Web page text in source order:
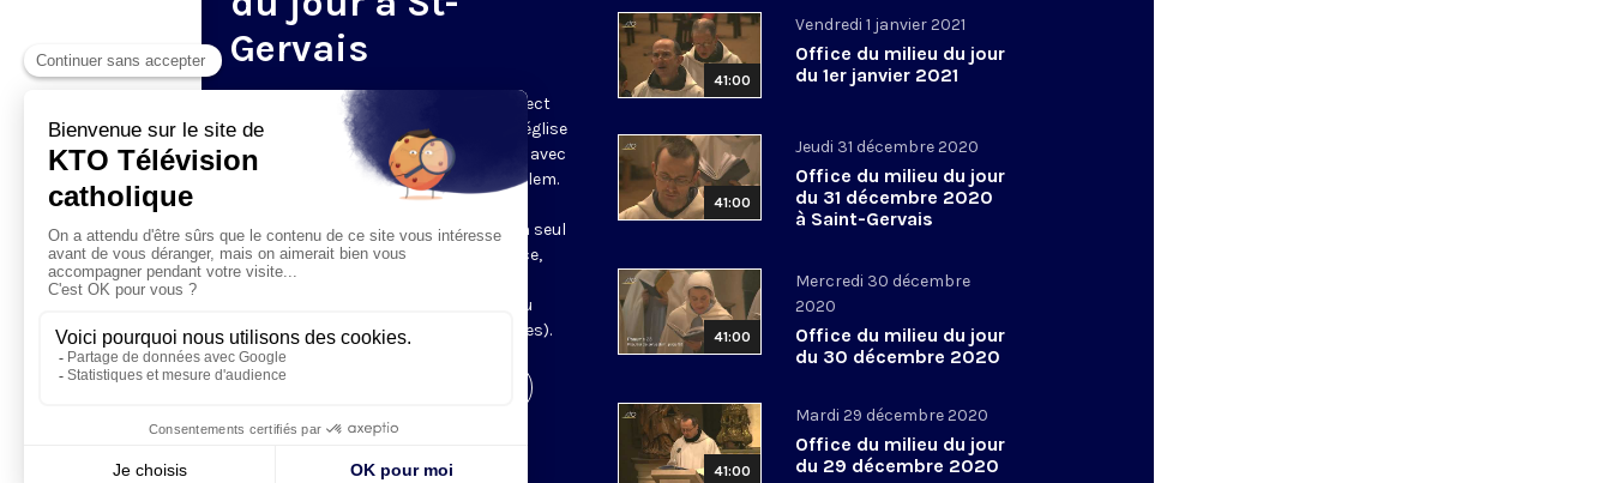
Gervais
Du mardi au samedi, KTO diffuse en direct
l’office du milieu du jour, en direct de l’église
Saint-Gervais-Saint-Protais (Paris 4e), avec
les Fraternités Monastiques de Jérusalem.
L’Office du Milieu du Jour regroupe, en
particulier, «au milieu du jour» et en un seul
office, les heures monastiques de Tierce,
Sexte et None. Il permet à l’Église de
retrouver son Seigneur entre l’office du
matin (Laudes) et l’office du soir (Vêpres).
41:00
Vendredi 1 janvier 2021
Office du milieu du jour
du 1er janvier 2021
41:00
Jeudi 31 décembre 2020
Office du milieu du jour
du 31 décembre 2020
à Saint-Gervais
41:00
Mercredi 30 décembre
2020
Office du milieu du jour
du 30 décembre 2020
41:00
Mardi 29 décembre 2020
Office du milieu du jour
du 29 décembre 2020